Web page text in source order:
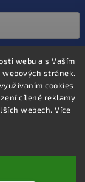
webu a s Vaším
stránek.
cookies
cílené reklamy
webech. Více